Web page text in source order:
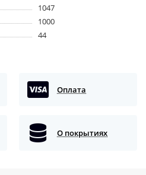
1047
1000
44
Оплата
О покрытиях